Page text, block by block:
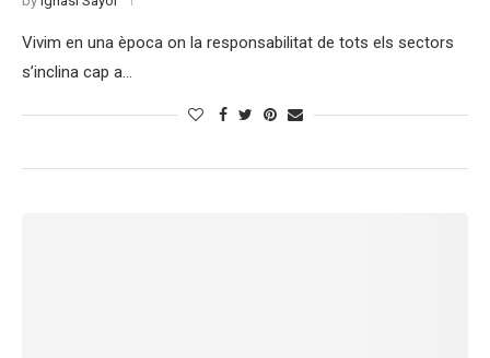
Vivim en una època on la responsabilitat de tots els sectors
s’inclina cap a…